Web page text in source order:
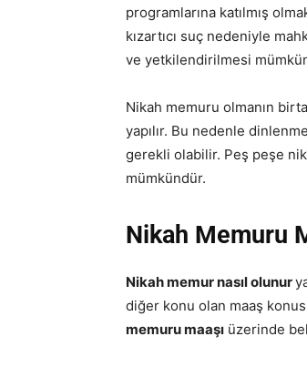
programlarına katılmış
kızartıcı suç nedeniyle
ve yetkilendirilmesi
Nikah memuru olmanın
yapılır. Bu nedenle
gerekli olabilir. Peş peşe
mümkündür.
Nikah Memuru
Nikah memur nasıl olunur
diğer konu olan maaş
memuru maaşı üzerinde